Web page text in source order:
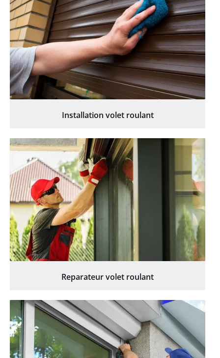
Installation volet roulant
Reparateur volet roulant